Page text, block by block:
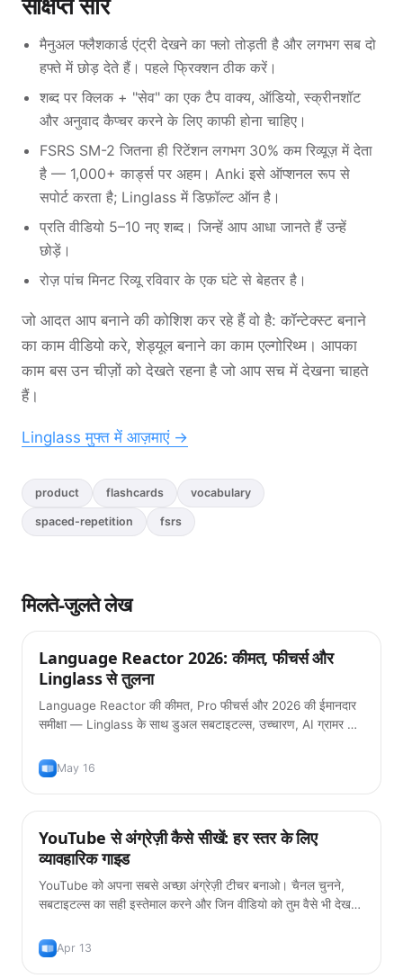
मैनुअल फ्लैशकार्ड एंट्री देखने का फ्लो तोड़ती है और लगभग सब दो
हफ्ते में छोड़ देते हैं। पहले फ्रिक्शन ठीक करें।
शब्द पर क्लिक + "सेव" का एक टैप वाक्य, ऑडियो, स्क्रीनशॉट
और अनुवाद कैप्चर करने के लिए काफी होना चाहिए।
FSRS SM-2 जितना ही रिटेंशन लगभग 30% कम रिव्यूज़ में देता
है — 1,000+ कार्ड्स पर अहम। Anki इसे ऑप्शनल रूप से
सपोर्ट करता है; Linglass में डिफ़ॉल्ट ऑन है।
प्रति वीडियो 5–10 नए शब्द। जिन्हें आप आधा जानते हैं उन्हें
छोड़ें।
रोज़ पांच मिनट रिव्यू रविवार के एक घंटे से बेहतर है।
जो आदत आप बनाने की कोशिश कर रहे हैं वो है: कॉन्टेक्स्ट बनाने
का काम वीडियो करे, शेड्यूल बनाने का काम एल्गोरिथ्म। आपका
काम बस उन चीज़ों को देखते रहना है जो आप सच में देखना चाहते
हैं।
Linglass मुफ्त में आज़माएं →
product flashcards vocabulary
spaced-repetition fsrs
मिलते-जुलते लेख
टिप्स
Language Reactor 2026: कीमत, फीचर्स और
Linglass से तुलना
Language Reactor की कीमत, Pro फीचर्स और 2026 की ईमानदार
समीक्षा — Linglass के साथ डुअल सबटाइटल्स, उच्चारण, AI ग्रामर और
May 16
टिप्स
YouTube से अंग्रेज़ी कैसे सीखें: हर स्तर के लिए
व्यावहारिक गाइड
YouTube को अपना सबसे अच्छा अंग्रेज़ी टीचर बनाओ। चैनल चुनने,
सबटाइटल्स का सही इस्तेमाल करने और जिन वीडियो को तुम वैसे भी देखना
Apr 13